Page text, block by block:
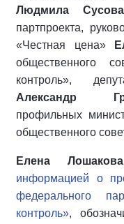
Людмила
партпроекта,
«Честная цена»
общественного
контроль»,
Александр
профильных
общественного
Елена Лошакова
информацией о
федерального
контроль»,